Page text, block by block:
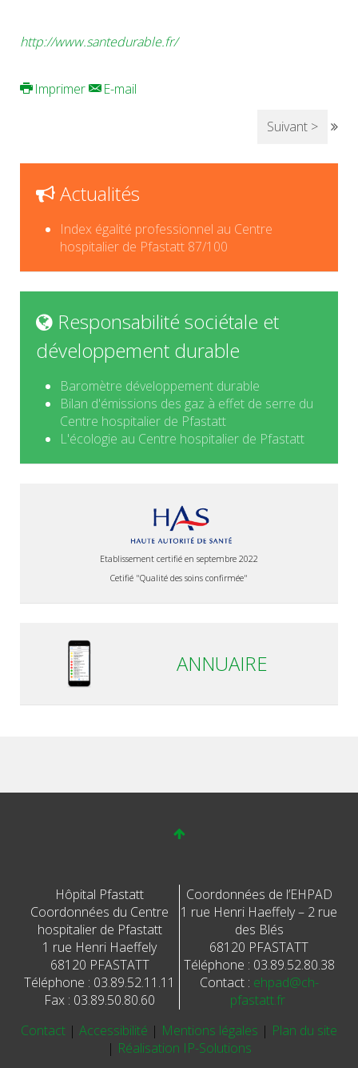
http://www.santedurable.fr/
Imprimer E-mail
Suivant >
Actualités
Index égalité professionnel au Centre
hospitalier de Pfastatt 87/100
Responsabilité sociétale et
développement durable
Baromètre développement durable
Bilan d'émissions des gaz à effet de serre du
Centre hospitalier de Pfastatt
L'écologie au Centre hospitalier de Pfastatt
Etablissement certifié en septembre 2022
Cetifié "Qualité des soins confirmée"
ANNUAIRE
Hôpital Pfastatt
Coordonnées du Centre
hospitalier de Pfastatt
1 rue Henri Haeffely
68120 PFASTATT
Téléphone : 03.89.52.11.11
Fax : 03.89.50.80.60
Coordonnées de l’EHPAD
1 rue Henri Haeffely – 2 rue
des Blés
68120 PFASTATT
Téléphone : 03.89.52.80.38
Contact : ehpad@ch-
pfastatt.fr
Contact | Accessibilité | Mentions légales | Plan du site
| Réalisation IP-Solutions